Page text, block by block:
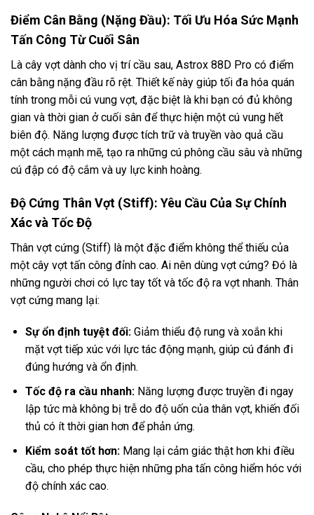
Điểm Cân Bằng (Nặng Đầu): Tối Ưu Hóa Sức Mạnh
Tấn Công Từ Cuối Sân
Là cây vợt dành cho vị trí cầu sau, Astrox 88D Pro có điểm
cân bằng nặng đầu rõ rệt. Thiết kế này giúp tối đa hóa quán
tính trong mỗi cú vung vợt, đặc biệt là khi bạn có đủ không
gian và thời gian ở cuối sân để thực hiện một cú vung hết
biên độ. Năng lượng được tích trữ và truyền vào quả cầu
một cách mạnh mẽ, tạo ra những cú phông cầu sâu và những
cú đập có độ cắm và uy lực kinh hoàng.
Độ Cứng Thân Vợt (Stiff): Yêu Cầu Của Sự Chính
Xác và Tốc Độ
Thân vợt cứng (Stiff) là một đặc điểm không thể thiếu của
một cây vợt tấn công đỉnh cao. Ai nên dùng vợt cứng? Đó là
những người chơi có lực tay tốt và tốc độ ra vợt nhanh. Thân
vợt cứng mang lại:
Sự ổn định tuyệt đối:Giảm thiểu độ rung và xoắn khi
mặt vợt tiếp xúc với lực tác động mạnh, giúp cú đánh đi
đúng hướng và ổn định.
Tốc độ ra cầu nhanh:Năng lượng được truyền đi ngay
lập tức mà không bị trễ do độ uốn của thân vợt, khiến đối
thủ có ít thời gian hơn để phản ứng.
Kiểm soát tốt hơn:Mang lại cảm giác thật hơn khi điều
cầu, cho phép thực hiện những pha tấn công hiểm hóc với
độ chính xác cao.